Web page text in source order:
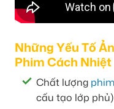
Những Yếu Tố
Phim Cách Nhiệt
Chất lượng
cấu tạo lớp phủ)